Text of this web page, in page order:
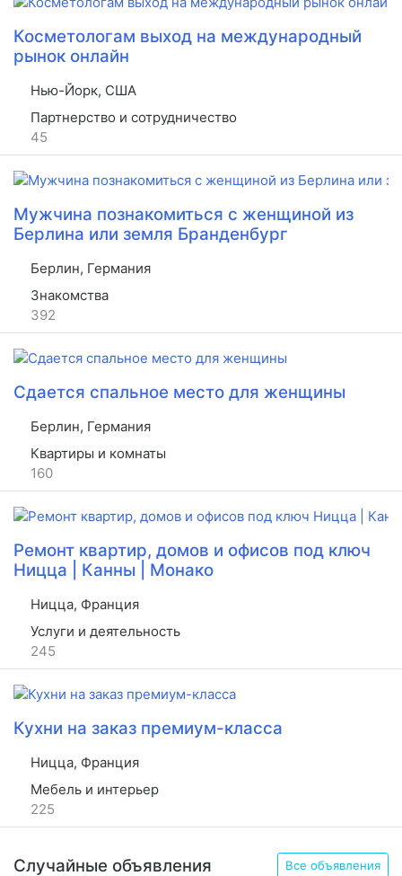
Косметологам выход на международный
рынок онлайн
Нью-Йорк, США
Партнерство и сотрудничество
45
Мужчина познакомиться с женщиной из
Берлина или земля Бранденбург
Берлин, Германия
Знакомства
392
Сдается спальное место для женщины
Берлин, Германия
Квартиры и комнаты
160
Ремонт квартир, домов и офисов под ключ
Ницца | Канны | Монако
Ницца, Франция
Услуги и деятельность
245
Кухни на заказ премиум-класса
Ницца, Франция
Мебель и интерьер
225
Случайные объявления Все объявления